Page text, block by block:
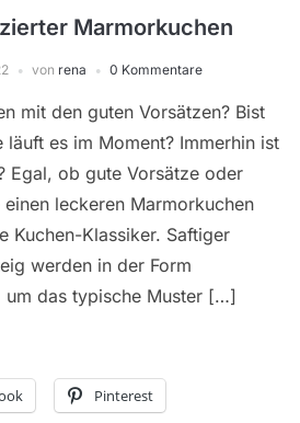
Marmorkuchen
von rena 0 Kommentare
mit den guten Vorsätzen? Bist
es im Moment? Immerhin ist
Egal, ob gute Vorsätze oder
leckeren Marmorkuchen
Kuchen-Klassiker. Saftiger
werden in der Form
um das typische Muster […]
Pinterest